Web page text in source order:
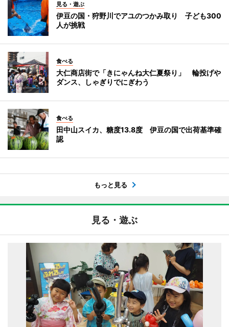
見る・遊ぶ
伊豆の国・狩野川でアユのつかみ取り 子ども300
人が挑戦
食べる
大仁商店街で「きにゃんね大仁夏祭り」 輪投げや
ダンス、しゃぎりでにぎわう
食べる
田中山スイカ、糖度13.8度 伊豆の国で出荷基準確
認
もっと見る
見る・遊ぶ